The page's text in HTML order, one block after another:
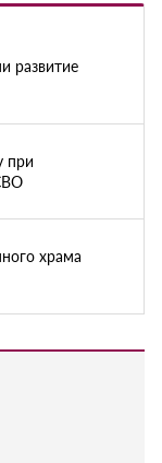
развитие
при
храма